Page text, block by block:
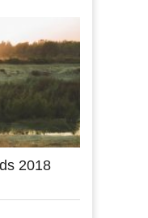
2018